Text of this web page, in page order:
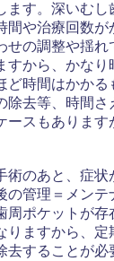
す。深いむし
間や治療回数
せの調整や揺
から、かな
時間はかかる
去等、時間さ
スもあります
のあと、症状
管理＝メン
ポケットが
ますから、
することが必